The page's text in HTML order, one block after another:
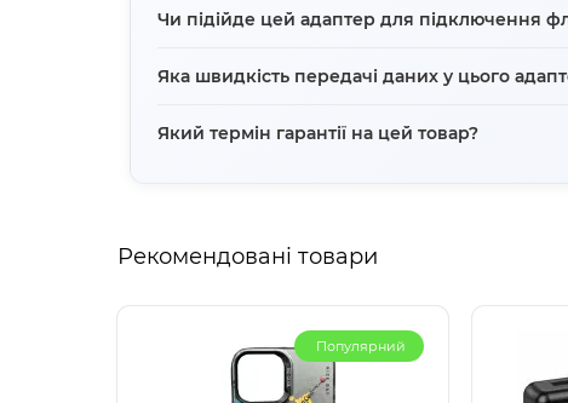
Чи підійде цей адаптер для підключення
на комп'ютері або повербанку). Для
Яка швидкість передачі даних у цього
з'єднання.
Який термін гарантії на цей товар?
Рекомендовані товари
Популярний